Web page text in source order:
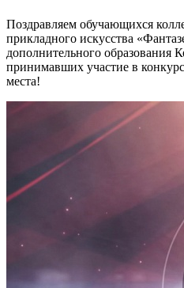
Поздравляем обучающихся
прикладного искусства
дополнительного образования
принимавших участие в
места!